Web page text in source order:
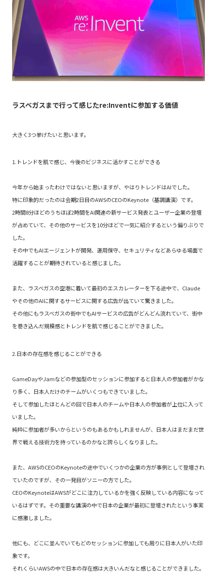
ラスベガスまで行って感じたre:Inventに参加する価値
大きく3つ挙げたいと思います。
1.トレンドを肌で感じ、今後のビジネスに活かすことができる
今年から始まったわけではないと思いますが、やはりトレンドはAIでした。
特に印象的だったのは会期2日目のAWSのCEOのKeynote（基調講演）です。
2時間8分ほどのうちほぼ2時間をAI関連の新サービス発表とユーザー企業の登壇
が占めていて、その他のサービスを10分ほどで一気に紹介するという偏りぶりで
した。
その中でもAIエージェントが開発、運用保守、セキュリティなどあらゆる場面で
活躍することが期待されていると感じました。
また、ラスベガスの空港に着いて最初のエスカレーターを下る途中で、Claude
やその他のAIに関するサービスに関する広告が出ていて驚きました。
その他にもラスベガスの街中でもAIサービスの広告がどんどん流れていて、街中
を巻き込んだ規模感とトレンドを肌で感じることができました。
2.日本の存在感を感じることができる
GameDayやJamなどの参加型のセッションに参加すると日本人の参加者がかな
り多く、日本人だけのチームがいくつもできていました。
そして参加したほとんどの回で日本人のチームや日本人の参加者が上位に入って
いました。
純粋に参加者が多いからというのもあるかもしれませんが、日本人はまだまだ世
界で戦える技術力を持っているのかなと誇らしくなりました。
また、AWSのCEOのKeynoteの途中でいくつかの企業の方が事例として登壇され
ていたのですが、その一発目がソニーの方でした。
CEOのKeynoteはAWSがどこに注力しているかを強く反映している内容になって
いるはずです。その重要な講演の中で日本の企業が最初に登壇されたという事実
に感激しました。
他にも、どこに並んでいてもどのセッションに参加しても周りに日本人がいた印
象です。
それくらいAWSの中で日本の存在感は大きいんだなと感じることができました。